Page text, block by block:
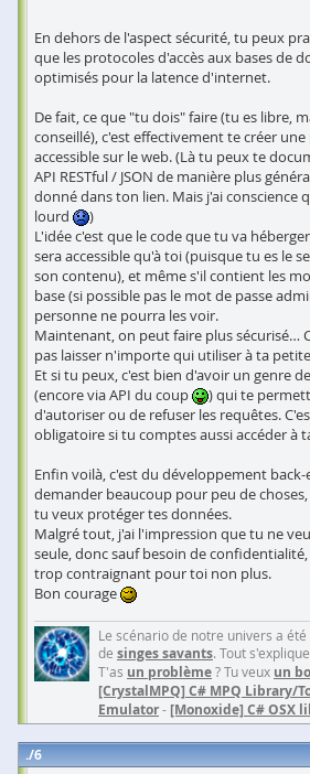
En dehors de l'aspect sécurité, tu peux
que les protocoles d'accès aux bases de
optimisés pour la latence d'internet.
De fait, ce que "tu dois" faire (tu es libre,
conseillé), c'est effectivement te créer
accessible sur le web. (Là tu peux te
API RESTful / JSON de manière plus
donné dans ton lien. Mais j'ai conscience
lourd
)
L'idée c'est que le code que tu va
sera accessible qu'à toi (puisque tu es le
son contenu), et même s'il contient les
base (si possible pas le mot de passe
personne ne pourra les voir.
Maintenant, on peut faire plus sécurisé…
pas laisser n'importe qui utiliser à ta
Et si tu peux, c'est bien d'avoir un genre
(encore via API du coup
) qui te
d'autoriser ou de refuser les requêtes.
obligatoire si tu comptes aussi accéder à
Enfin voilà, c'est du développement back-
demander beaucoup pour peu de choses,
tu veux protéger tes données.
Malgré tout, j'ai l'impression que tu ne
seule, donc sauf besoin de
trop contraignant pour toi non plus.
Bon courage
Le scénario de notre univers a
de singes savants. Tout
T'as un problème? Tu veux un
[CrystalMPQ] C# MPQ Library/
Emulator- [Monoxide] C# OSX
6